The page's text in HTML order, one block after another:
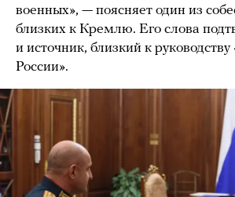
военных», — поясняет один из
близких к Кремлю. Его слова
и источник, близкий к
России».